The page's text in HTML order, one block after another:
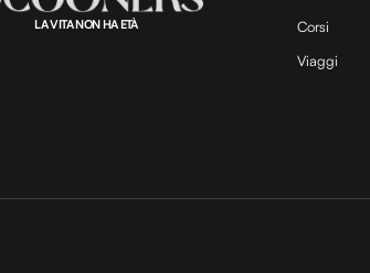
LA VITA NON HA ETÀ
Corsi
Viaggi